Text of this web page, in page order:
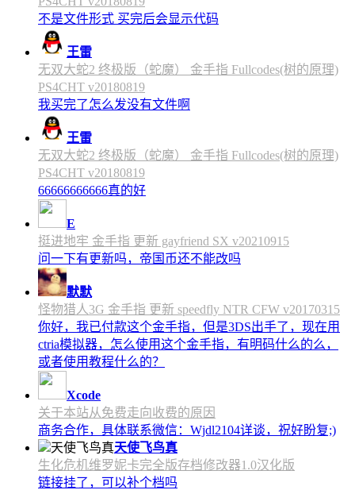
不是文件形式 买完后会显示代码
王雷
无双大蛇2 终极版（蛇魔） 金手指 Fullcodes(树的原理)
PS4CHT v20180819
我买完了怎么发没有文件啊
王雷
无双大蛇2 终极版（蛇魔） 金手指 Fullcodes(树的原理)
PS4CHT v20180819
66666666666真的好
E
挺进地牢 金手指 更新 gayfriend SX v20210915
问一下有更新吗，帝国币还不能改吗
默默
怪物猎人3G 金手指 更新 speedfly NTR CFW v20170315
你好，我已付款这个金手指，但是3DS出手了，现在用
ctria模拟器，怎么使用这个金手指，有明码什么的么，
或者使用教程什么的？
Xcode
关于本站从免费走向收费的原因
商务合作，具体联系微信：Wjdl2104详谈，祝好盼复;)
天使飞鸟真
生化危机维罗妮卡完全版存档修改器1.0汉化版
链接挂了，可以补个档吗